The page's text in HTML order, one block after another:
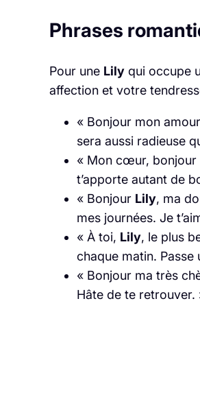
Phrases
Pour une Lily qui occupe
affection et votre
« Bonjour mon amour
sera aussi radieuse
« Mon cœur, bonjour
t’apporte autant de
« Bonjour Lily, ma
mes journées. Je
« À toi, Lily, le plus
chaque matin. Passe
« Bonjour ma très
Hâte de te retrouver.